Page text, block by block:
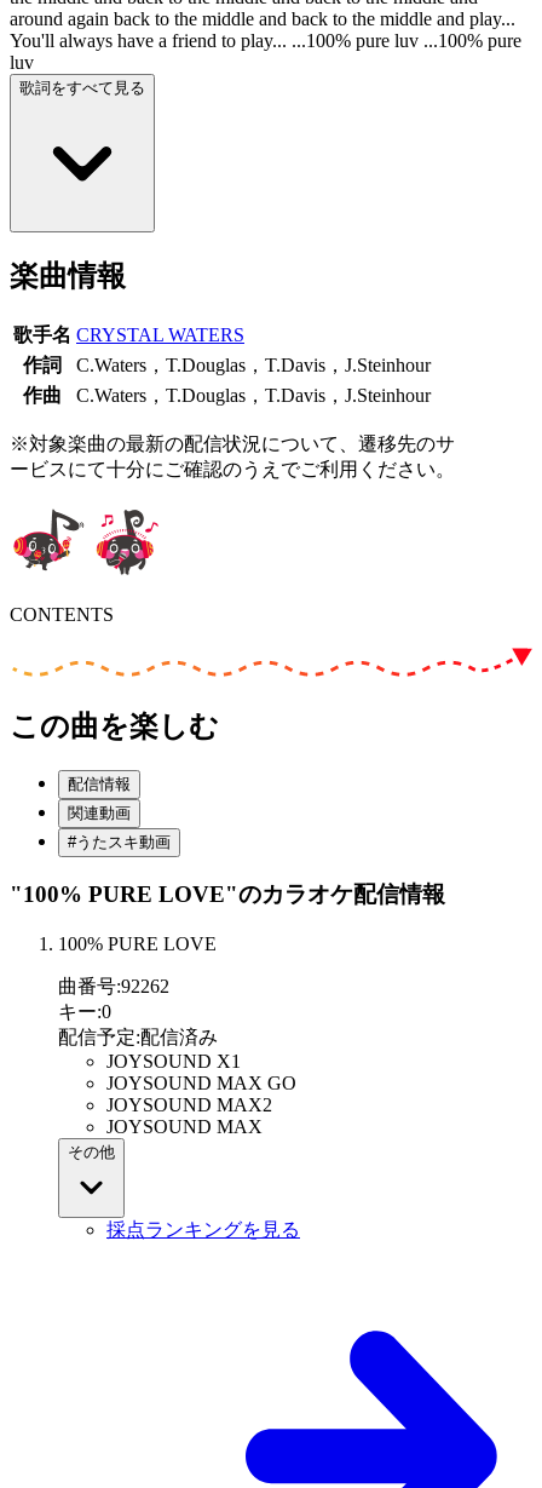
around again back to the middle and back to the middle and play...
You'll always have a friend to play... ...100% pure luv ...100% pure
luv
歌詞をすべて見る
楽曲情報
歌手名 CRYSTAL WATERS
作詞
C.Waters，T.Douglas，T.Davis，J.Steinhour
作曲
C.Waters，T.Douglas，T.Davis，J.Steinhour
※対象楽曲の最新の配信状況について、遷移先のサ
ービスにて十分にご確認のうえでご利用ください。
CONTENTS
この曲を楽しむ
配信情報
関連動画
#うたスキ動画
"100% PURE LOVE"のカラオケ配信情報
100% PURE LOVE
曲番号:92262
キー:0
配信予定:配信済み
JOYSOUND X1
JOYSOUND MAX GO
JOYSOUND MAX2
JOYSOUND MAX
その他
採点ランキングを見る